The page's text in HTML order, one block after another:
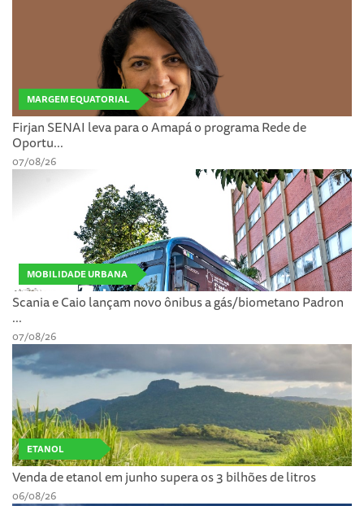
MARGEM EQUATORIAL
Firjan SENAI leva para o Amapá o programa Rede de
Oportu...
07/08/26
MOBILIDADE URBANA
Scania e Caio lançam novo ônibus a gás/biometano Padron
...
07/08/26
ETANOL
Venda de etanol em junho supera os 3 bilhões de litros
06/08/26